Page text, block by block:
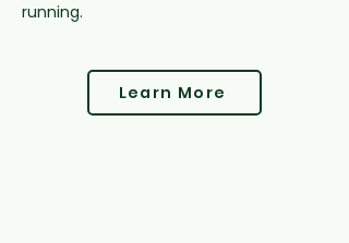
running.
Learn More